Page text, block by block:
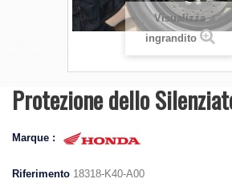
Visualizza
ingrandito
Protezione dello
Marque :
Riferimento 18318-K40-A00